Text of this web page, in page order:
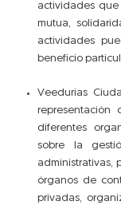
actividades
mutua,
actividades
beneficio
Veedurías
diferentes
sobre la
administrativas,
órganos de
privadas,